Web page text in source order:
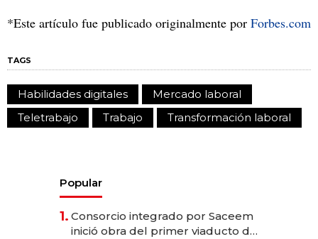
*Este artículo fue publicado originalmente por Forbes.com
TAGS
Habilidades digitales
Mercado laboral
Teletrabajo
Trabajo Transformación laboral
Popular
1. Consorcio integrado por Saceem
inició obra del primer viaducto de